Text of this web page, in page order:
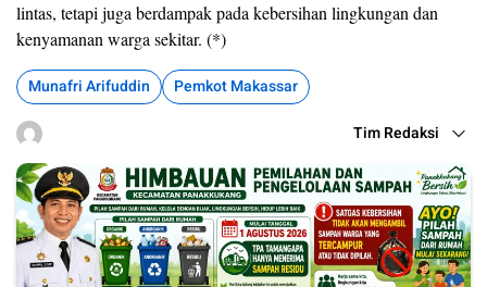
lintas, tetapi juga berdampak pada kebersihan lingkungan dan
kenyamanan warga sekitar. (*)
Munafri Arifuddin Pemkot Makassar
Tim Redaksi